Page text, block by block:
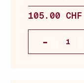
105.00